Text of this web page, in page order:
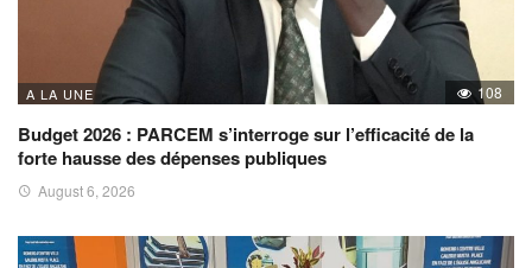
A LA UNE 108
Budget 2026 : PARCEM s’interroge sur l’efficacité de la
forte hausse des dépenses publiques
August 6, 2026